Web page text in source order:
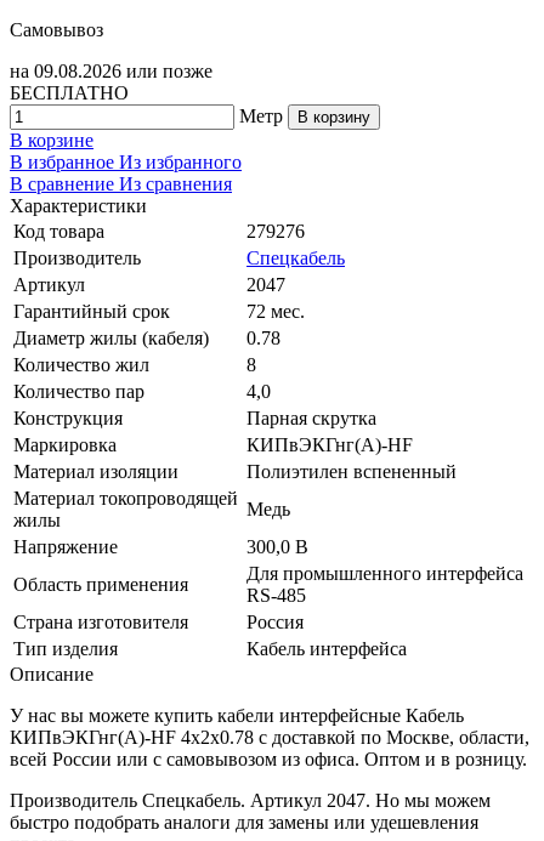
Самовывоз
на 09.08.2026 или позже
БЕСПЛАТНО
Метр
В корзину
В корзине
В избранное Из избранного
В сравнение Из сравнения
Характеристики
Код товара
279276
Производитель
Спецкабель
Артикул
2047
Гарантийный срок
72 мес.
Диаметр жилы (кабеля)
0.78
Количество жил
8
Количество пар
4,0
Конструкция
Парная скрутка
Маркировка
КИПвЭКГнг(А)-HF
Материал изоляции
Полиэтилен вспененный
Материал токопроводящей
жилы
Медь
Напряжение
300,0 В
Область применения
Для промышленного интерфейса
RS-485
Страна изготовителя
Россия
Тип изделия
Кабель интерфейса
Описание
У нас вы можете купить кабели интерфейсные Кабель
КИПвЭКГнг(А)-HF 4х2х0.78 с доставкой по Москве, области,
всей России или с самовывозом из офиса. Оптом и в розницу.
Производитель Спецкабель. Артикул 2047. Но мы можем
быстро подобрать аналоги для замены или удешевления